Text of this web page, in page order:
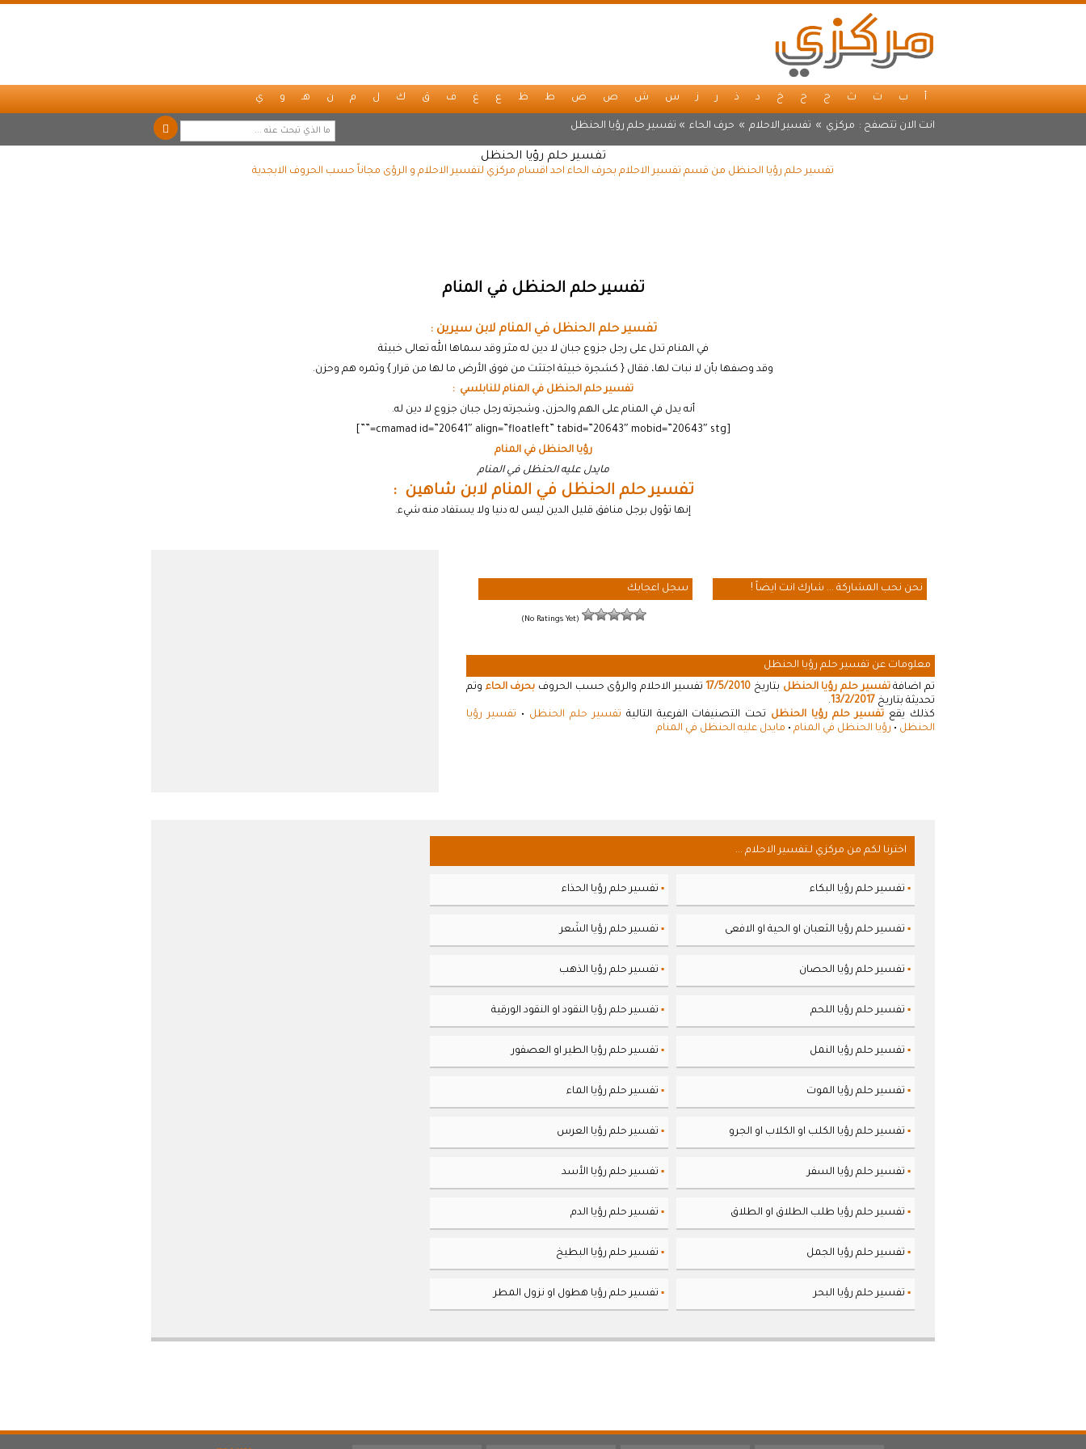
أ ب ت ث ج ح خ د ذ ر ز س ش ص ض ط ظ ع غ ف ق ك ل م ن هـ و ي
انت الان تتصفح : مركزي » تفسير الاحلام » حرف الحاء » تفسير حلم رؤيا الحنظل
تفسير حلم رؤيا الحنظل
تفسير حلم رؤيا الحنظل من قسم تفسير الاحلام بحرف الحاء احد اقسام مركزي لتفسير الاحلام و الرؤى مجاناً حسب الحروف الابجدية
تفسير حلم الحنظل في المنام
تفسير حلم الحنظل في المنام لابن سيرين :
في المنام تدل على رجل جزوع جبان لا دين له مثر وقد سماها الله تعالى خبيثة
وقد وصفها بأن لا نبات لها، فقال { كشجرة خبيثة اجتثت من فوق الأرض ما لها من قرار } وثمره هم وحزن.
تفسير حلم الحنظل في المنام للنابلسي :
أنه يدل في المنام على الهم والحزن، وشجرته رجل جبان جزوع لا دين له.
[cmamad id=”20641″ align=”floatleft” tabid=”20643″ mobid=”20643″ stg=””]
رؤيا الحنظل في المنام
مايدل عليه الحنظل في المنام
تفسير حلم الحنظل في المنام لابن شاهين :
إنها تؤول برجل منافق قليل الدين ليس له دنيا ولا يستفاد منه شيء.
نحن نحب المشاركة ... شارك انت ايضاً ! سجل اعجابك
(No Ratings Yet)
معلومات عن تفسير حلم رؤيا الحنظل
تم اضافةتفسير حلم رؤيا الحنظل بتاريخ 17/5/2010 تفسير الاحلام والرؤى حسب الحروف بحرف الحاء وتم
تحديثة بتاريخ 13/2/2017
.
كذلك يقع تفسير حلم رؤيا الحنظل تحت التصنيفات الفرعية التالية تفسير حلم الحنظل • تفسير رؤيا
الحنظل • رؤيا الحنظل في المنام • مايدل عليه الحنظل في المنام
اخترنا لكم من مركزي لـتفسير الاحلام ...
▪ تفسير حلم رؤيا البكاء ▪ تفسير حلم رؤيا الحذاء
▪ تفسير حلم رؤيا الثعبان او الحية او الافعى ▪ تفسير حلم رؤيا الشَعر
▪ تفسير حلم رؤيا الحصان ▪ تفسير حلم رؤيا الذهب
▪ تفسير حلم رؤيا اللحم ▪ تفسير حلم رؤيا النقود او النقود الورقية
▪ تفسير حلم رؤيا النمل ▪ تفسير حلم رؤيا الطير او العصفور
▪ تفسير حلم رؤيا الموت ▪ تفسير حلم رؤيا الماء
▪ تفسير حلم رؤيا الكلب او الكلاب او الجرو ▪ تفسير حلم رؤيا العرس
▪ تفسير حلم رؤيا السفر ▪ تفسير حلم رؤيا الأسد
▪ تفسير حلم رؤيا طلب الطلاق او الطلاق ▪ تفسير حلم رؤيا الدم
▪ تفسير حلم رؤيا الجمل ▪ تفسير حلم رؤيا البطيخ
▪ تفسير حلم رؤيا البحر ▪ تفسير حلم رؤيا هطول او نزول المطر